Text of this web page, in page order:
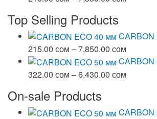
–
Top Selling Products
215.00 сом –7,850.00 сом
цен:
322.00 сом –6,430.00 сом
–
On-sale Products